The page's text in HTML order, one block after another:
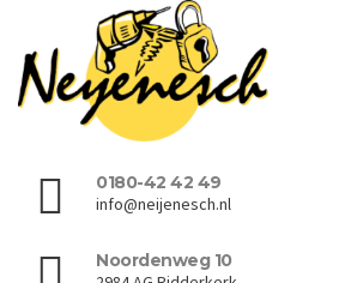
0180-42 42 49
info@neijenesch.nl
Noordenweg 10